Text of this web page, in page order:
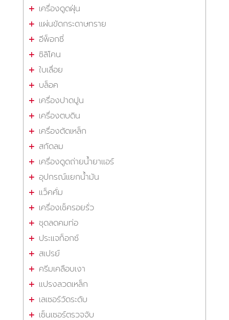
เครื่องดูดฝุ่น
แผ่นขัดกระดาษทราย
อีพ็อกซี่
ซิลิโคน
ใบเลื่อย
บล็อค
เครื่องปาดปูน
เครื่องตบดิน
เครื่องตัดเหล็ก
สกัดลม
เครื่องดูดถ่ายน้ำยาแอร์
อุปกรณ์แยกน้ำมัน
แว็คคั่ม
เครื่องเช็ครอยรั่ว
ชุดลดคมท่อ
ประแจท็อกซ์
สเปรย์
ครีมเคลือบเงา
แปรงลวดเหล็ก
เลเซอร์วัดระดับ
เซ็นเซอร์ตรวจจับ